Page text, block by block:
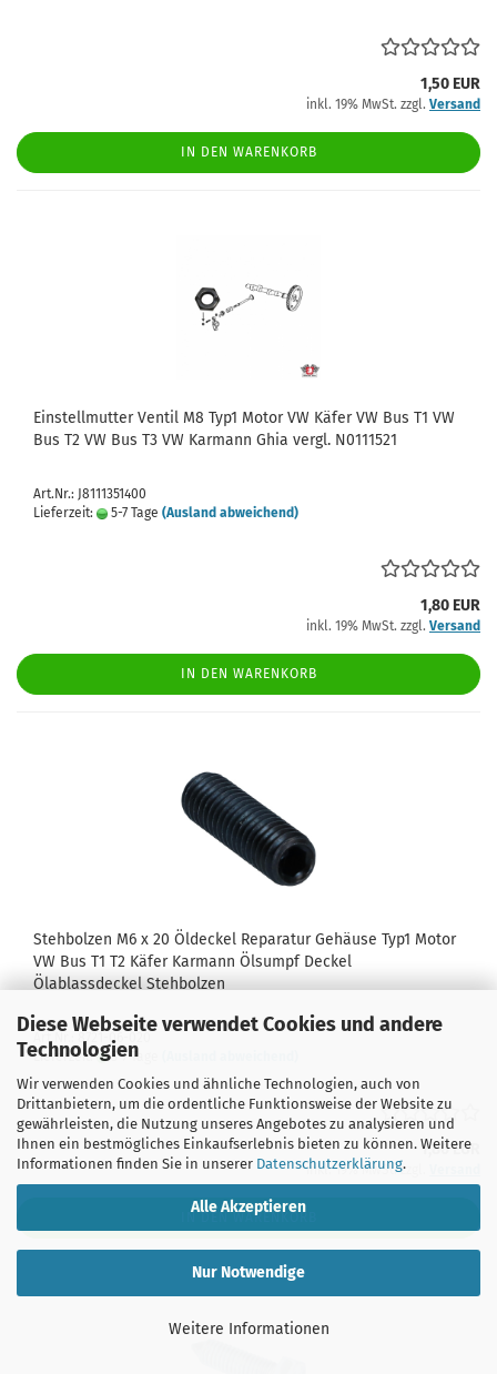
Diese Webseite verwendet Cookies und andere
Technologien
Wir verwenden Cookies und ähnliche Technologien, auch von
Drittanbietern, um die ordentliche Funktionsweise der Website zu
gewährleisten, die Nutzung unseres Angebotes zu analysieren und
Ihnen ein bestmögliches Einkaufserlebnis bieten zu können. Weitere
Informationen finden Sie in unserer Datenschutzerklärung.
Alle Akzeptieren
Nur Notwendige
Weitere Informationen
1,50 EUR
inkl. 19% MwSt. zzgl. Versand
IN DEN WARENKORB
Einstellmutter Ventil M8 Typ1 Motor VW Käfer VW Bus T1 VW
Bus T2 VW Bus T3 VW Karmann Ghia vergl. N0111521
Art.Nr.: J8111351400
Lieferzeit:
5-7 Tage (Ausland abweichend)
1,80 EUR
inkl. 19% MwSt. zzgl. Versand
IN DEN WARENKORB
Stehbolzen M6 x 20 Öldeckel Reparatur Gehäuse Typ1 Motor
VW Bus T1 T2 Käfer Karmann Ölsumpf Deckel
Ölablassdeckel Stehbolzen
Art.Nr.: 8721-06-020
Lieferzeit:
5-7 Tage
1,80 EUR
inkl. 19% MwSt. zzgl.
IN DEN WARENKORB